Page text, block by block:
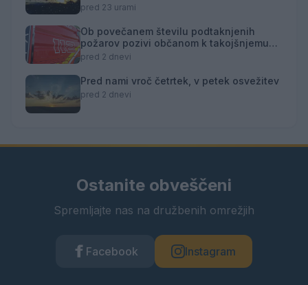
pred 23 urami
Ob povečanem številu podtaknjenih
požarov pozivi občanom k takojšnjemu
obveščanju policije
pred 2 dnevi
Pred nami vroč četrtek, v petek osvežitev
pred 2 dnevi
Ostanite obveščeni
Spremljajte nas na družbenih omrežjih
Facebook Instagram